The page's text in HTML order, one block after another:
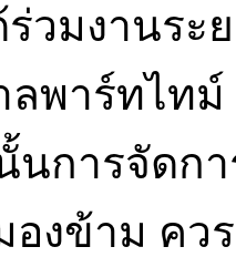
ร่วมงานร
พาร์ทไทม์
นการจัดก
องข้าม คว